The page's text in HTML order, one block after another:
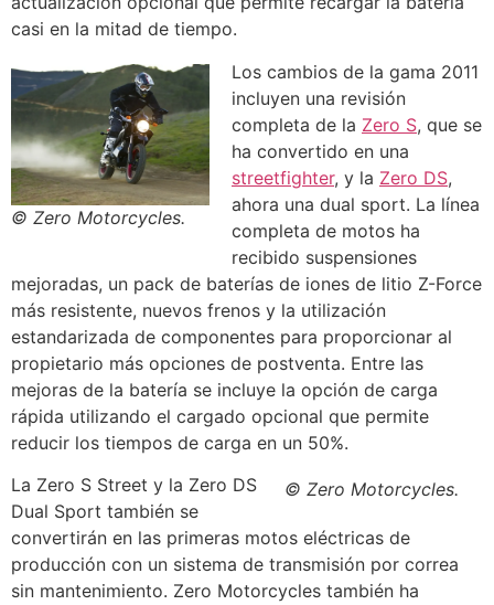
casi en la mitad de tiempo.
© Zero Motorcycles.
Los cambios de la gama 2011
incluyen una revisión
completa de la Zero S, que se
ha convertido en una
streetfighter, y la Zero DS,
ahora una dual sport. La línea
completa de motos ha
recibido suspensiones
mejoradas, un pack de baterías de iones de litio Z-Force
más resistente, nuevos frenos y la utilización
estandarizada de componentes para proporcionar al
propietario más opciones de postventa. Entre las
mejoras de la batería se incluye la opción de carga
rápida utilizando el cargado opcional que permite
reducir los tiempos de carga en un 50%.
© Zero Motorcycles.
La Zero S Street y la Zero DS
Dual Sport también se
convertirán en las primeras motos eléctricas de
producción con un sistema de transmisión por correa
sin mantenimiento. Zero Motorcycles también ha